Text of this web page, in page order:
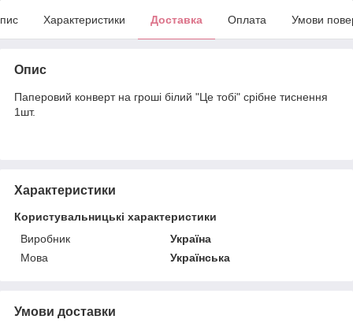
Характеристики Доставка Оплата Умови
Опис
Паперовий конверт на гроші білий "Це тобі" срібне тиснення
1шт.
Характеристики
Користувальницькі характеристики
Виробник
Україна
Мова
Українська
Умови доставки